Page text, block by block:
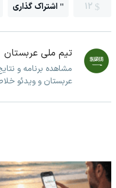
12 اشتراک گذاری
تیم ملی عربستان
مشاهده برنامه و
عربستان و ویدئو